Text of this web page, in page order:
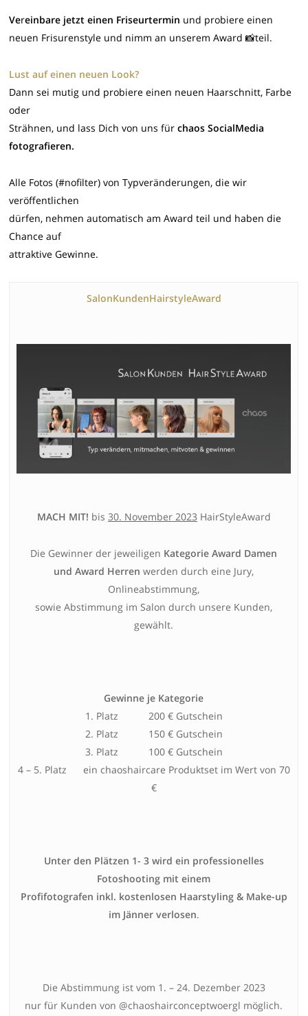
Vereinbare jetzt einen Friseurtermin und probiere einen
neuen Frisurenstyle und nimm an unserem Award 📸teil.
Lust auf einen neuen Look?
Dann sei mutig und probiere einen neuen Haarschnitt, Farbe
oder
Strähnen, und lass Dich von uns für chaos SocialMedia
fotografieren.
Alle Fotos (#nofilter) von Typveränderungen, die wir
veröffentlichen
dürfen, nehmen automatisch am Award teil und haben die
Chance auf
attraktive Gewinne.
SalonKundenHairstyleAward
MACH MIT! bis 30. November 2023 HairStyleAward
Die Gewinner der jeweiligen Kategorie Award Damen
und Award Herren werden durch eine Jury,
Onlineabstimmung,
sowie Abstimmung im Salon durch unsere Kunden,
gewählt.
Gewinne je Kategorie
1. Platz 200 € Gutschein
2. Platz 150 € Gutschein
3. Platz 100 € Gutschein
4 – 5. Platz ein chaoshaircare Produktset im Wert von 70
€
Unter den Plätzen 1- 3 wird ein professionelles
Fotoshooting mit einem
Profifotografen inkl. kostenlosen Haarstyling & Make-up
im Jänner verlosen.
Die Abstimmung ist vom 1. – 24. Dezember 2023
nur für Kunden von @chaoshairconceptwoergl möglich.